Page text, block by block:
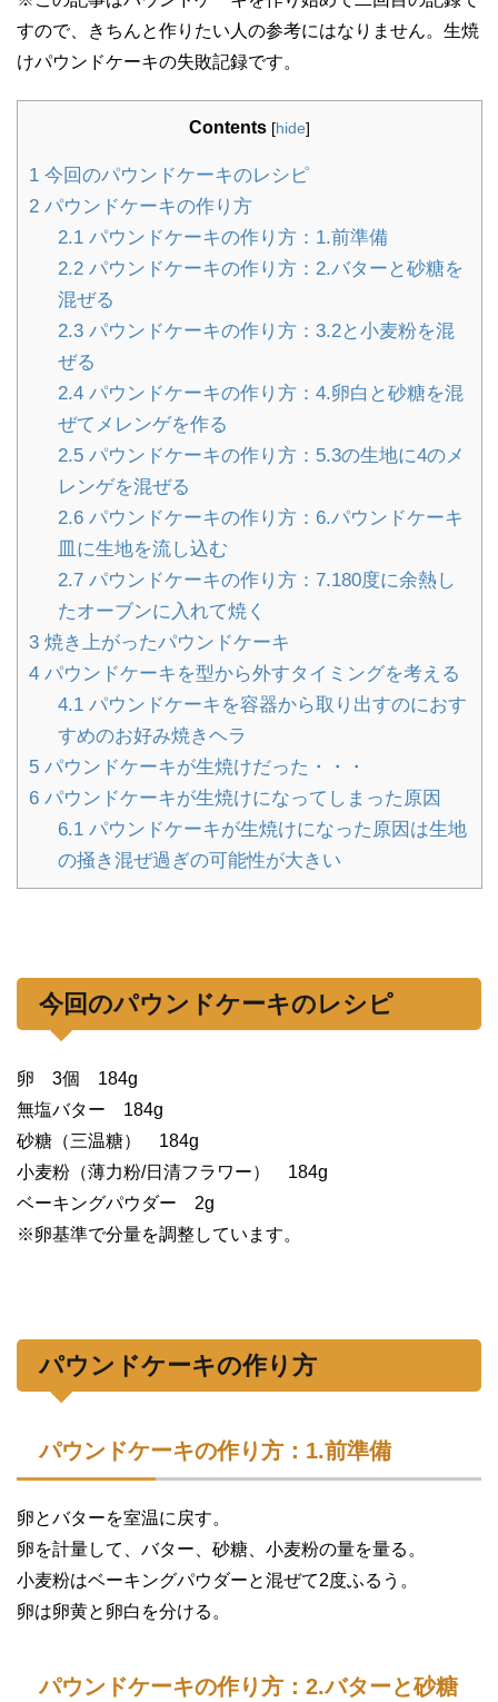
すので、きちんと作りたい人の参考にはなりません。生焼
けパウンドケーキの失敗記録です。
Contents [hide]
1 今回のパウンドケーキのレシピ
2 パウンドケーキの作り方
2.1パウンドケーキの作り方：1.前準備
2.2パウンドケーキの作り方：2.バターと砂糖を
混ぜる
2.3パウンドケーキの作り方：3.2と小麦粉を混
ぜる
2.4パウンドケーキの作り方：4.卵白と砂糖を混
ぜてメレンゲを作る
2.5パウンドケーキの作り方：5.3の生地に4のメ
レンゲを混ぜる
2.6パウンドケーキの作り方：6.パウンドケーキ
皿に生地を流し込む
2.7パウンドケーキの作り方：7.180度に余熱し
たオーブンに入れて焼く
3 焼き上がったパウンドケーキ
4 パウンドケーキを型から外すタイミングを考える
4.1パウンドケーキを容器から取り出すのにおす
すめのお好み焼きヘラ
5 パウンドケーキが生焼けだった・・・
6 パウンドケーキが生焼けになってしまった原因
6.1パウンドケーキが生焼けになった原因は生地
の掻き混ぜ過ぎの可能性が大きい
今回のパウンドケーキのレシピ
卵 3個 184g
無塩バター 184g
砂糖（三温糖） 184g
小麦粉（薄力粉/日清フラワー） 184g
ベーキングパウダー 2g
※卵基準で分量を調整しています。
パウンドケーキの作り方
パウンドケーキの作り方：1.前準備
卵とバターを室温に戻す。
卵を計量して、バター、砂糖、小麦粉の量を量る。
小麦粉はベーキングパウダーと混ぜて2度ふるう。
卵は卵黄と卵白を分ける。
パウンドケーキの作り方：2.バターと砂糖